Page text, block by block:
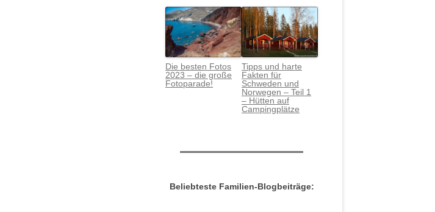
Die besten Fotos
2023 – die große
Fotoparade!
Tipps und harte
Fakten für
Schweden und
Norwegen – Teil 1
– Hütten auf
Campingplätze
Beliebteste Familien-Blogbeiträge: